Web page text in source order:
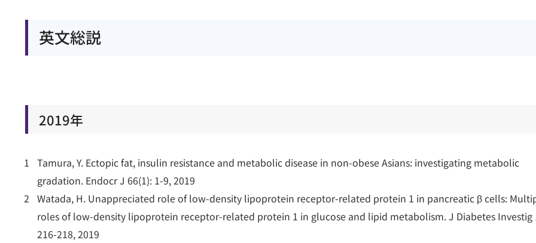
英文総説
2019年
Tamura, Y. Ectopic fat, insulin resistance and metabolic disease in non-obese Asians: investigating metabolic
gradation. Endocr J 66(1): 1-9, 2019
Watada, H. Unappreciated role of low-density lipoprotein receptor-related protein 1 in pancreatic β cells:
roles of low-density lipoprotein receptor-related protein 1 in glucose and lipid metabolism. J Diabetes Investig
216-218, 2019